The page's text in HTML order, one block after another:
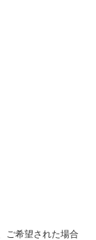
ご希望された場合